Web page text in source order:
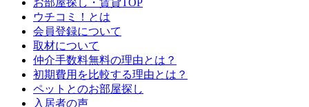
ウチコミ！とは
会員登録について
取材について
仲介手数料無料の理由とは？
初期費用を比較する理由とは？
ペットとのお部屋探し
入居者の声